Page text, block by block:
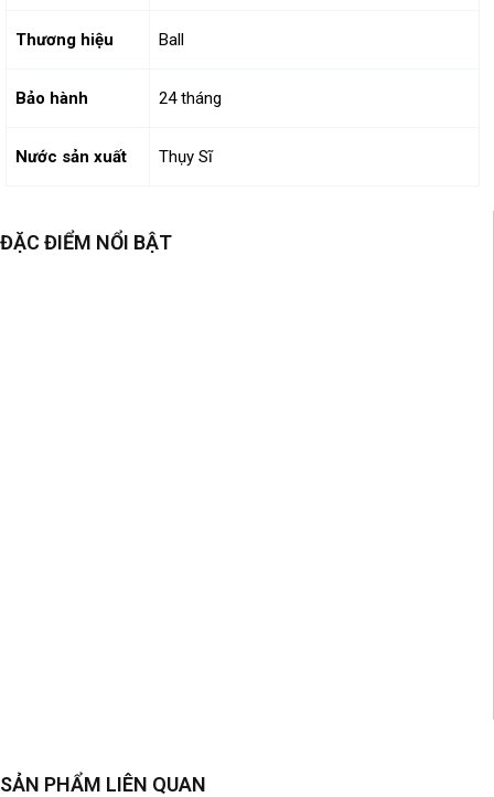
ĐẶC ĐIỂM NỔI BẬT
Thương hiệu Ball
Bảo hành 24 tháng
Nước sản xuất Thụy Sĩ
SẢN PHẨM LIÊN QUAN